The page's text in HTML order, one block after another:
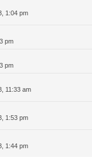
1:04 pm
pm
pm
11:33 am
1:53 pm
1:44 pm